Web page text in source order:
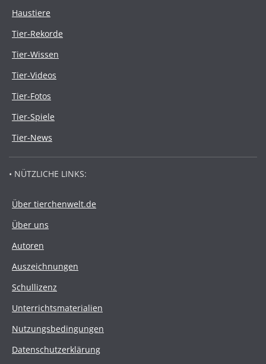
Haustiere
Tier-Rekorde
Tier-Wissen
Tier-Videos
Tier-Fotos
Tier-Spiele
Tier-News
• NÜTZLICHE LINKS:
Über tierchenwelt.de
Über uns
Autoren
Auszeichnungen
Schullizenz
Unterrichtsmaterialien
Nutzungsbedingungen
Datenschutzerklärung